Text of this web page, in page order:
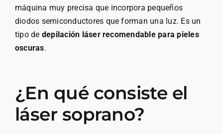
máquina muy precisa que incorpora pequeños
diodos semiconductores que forman una luz. Es un
tipo de depilación láser recomendable para pieles
oscuras.
¿En qué consiste el
láser soprano?